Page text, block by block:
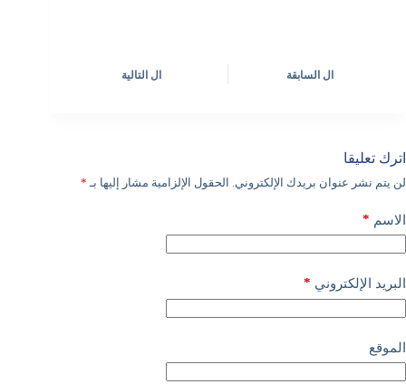
ال السابقة ال التالية
اترك تعليقا
لن يتم نشر عنوان بريدك الإلكتروني. الحقول الإلزامية مشار إليها بـ *
الاسم *
البريد الإلكتروني *
الموقع